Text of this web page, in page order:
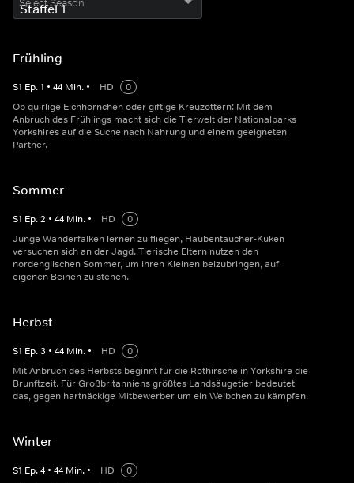
Select Season
Frühling
S1 Ep.1 • 44 Min. • HD
0
Ob quirlige Eichhörnchen oder giftige Kreuzottern: Mit dem
Anbruch des Frühlings macht sich die Tierwelt der Nationalparks
Yorkshires auf die Suche nach Nahrung und einem geeigneten
Partner.
Sommer
S1 Ep.2 • 44 Min. • HD
0
Junge Wanderfalken lernen zu fliegen, Haubentaucher-Küken
versuchen sich an der Jagd. Tierische Eltern nutzen den
nordenglischen Sommer, um ihren Kleinen beizubringen, auf
eigenen Beinen zu stehen.
Herbst
S1 Ep.3 • 44 Min. • HD
0
Mit Anbruch des Herbsts beginnt für die Rothirsche in Yorkshire die
Brunftzeit. Für Großbritanniens größtes Landsäugetier bedeutet
das, gegen hartnäckige Mitbewerber um ein Weibchen zu kämpfen.
Winter
S1 Ep.4 • 44 Min. • HD
0